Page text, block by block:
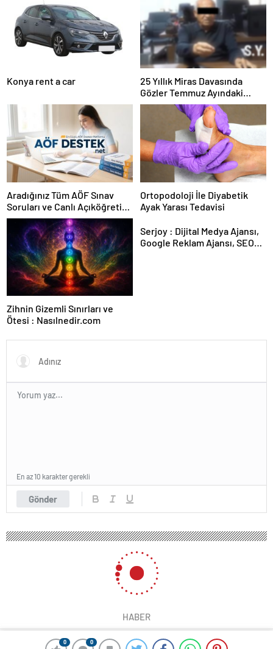
0 0
Konya rent a car
25 Yıllık Miras Davasında
Gözler Temmuz Ayındaki
Karar Duruşmasına Çevrildi
Aradığınız Tüm AÖF Sınav
Soruları ve Canlı Açıköğretim
Forumu Burada
Ortopodoloji İle Diyabetik
Ayak Yarası Tedavisi
Zihnin Gizemli Sınırları ve
Ötesi : Nasılnedir.com
Serjoy : Dijital Medya Ajansı,
Google Reklam Ajansı, SEO
Gönder
En az 10 karakter gerekli
HABER